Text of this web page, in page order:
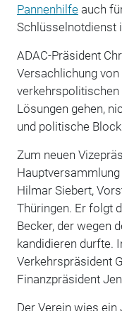
Pannenhilfeauch
Schlüsselnotdienst
ADAC-Präsident
Versachlichung
verkehrspolitischen
Lösungen gehen,
und politische
Zum neuen
Hilmar Siebert,
Thüringen. Er folgt
Becker, der wegen
kandidieren durfte.
Verkehrspräsident
Finanzpräsident
Der Verein wies